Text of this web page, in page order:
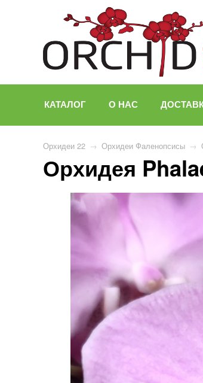
КАТАЛОГ О НАС
Орхидеи 22 → Орхидеи Фаленопсисы →
Орхидея